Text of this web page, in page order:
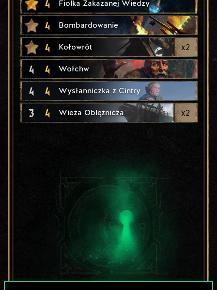
4 Fiolka Zakazanej Wiedzy
4 Bombardowanie
4 Kołowrót x2
4 4 Wołchw
4 4 Wysłanniczka z Cintry
3 4 Wieża Oblężnicza x2